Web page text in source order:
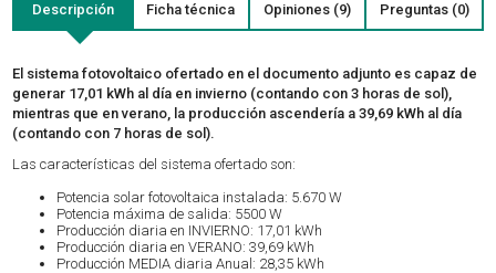
Descripción Ficha técnica Opiniones (9) Preguntas (0)
El sistema fotovoltaico ofertado en el documento adjunto es capaz de
generar 17,01 kWh al día en invierno (contando con 3 horas de sol),
mientras que en verano, la producción ascendería a 39,69 kWh al día
(contando con 7 horas de sol).
Las características del sistema ofertado son:
Potencia solar fotovoltaica instalada: 5.670 W
Potencia máxima de salida: 5500 W
Producción diaria en INVIERNO: 17,01 kWh
Producción diaria en VERANO: 39,69 kWh
Producción MEDIA diaria Anual: 28,35 kWh